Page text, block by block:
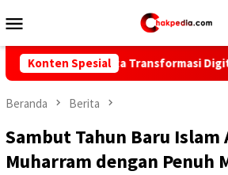
ke
Mobile
Konten Spesial
Transformasi Digital Pendidikan
Beranda Berita
Sambut Tahun Baru Islam
Muharram dengan Penuh